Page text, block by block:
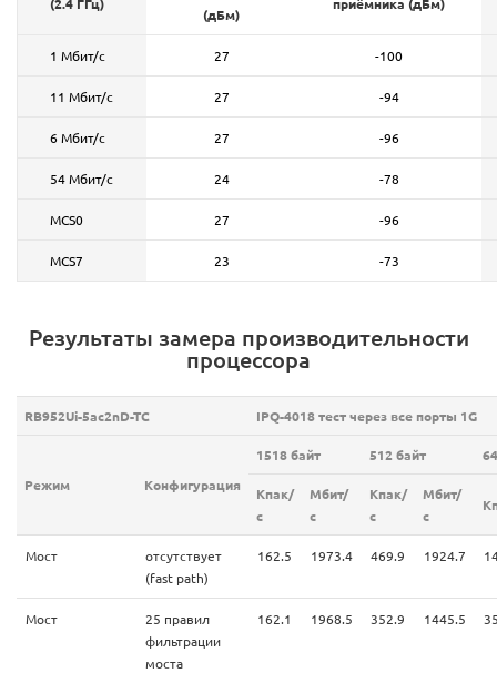
(дБм)
1 Мбит/с 27 -100
11 Мбит/с 27 -94
6 Мбит/с 27 -96
54 Мбит/с 24 -78
MCS0 27 -96
MCS7 23 -73
Результаты замера производительности
процессора
RB952Ui-5ac2nD-TC IPQ-4018 тест через все порты 1G
Режим Конфигурация
1518 байт 512 байт
Кпак/
с
Мбит/
с
Кпак/
с
Мбит/
с
Мост
отсутствует
(fast path)
162.5 1973.4 469.9 1924.7
Мост
25 правил
фильтрации
моста
162.1 1968.5 352.9 1445.5